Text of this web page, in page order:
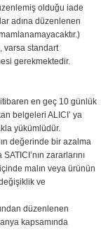
olduğu iade
adına düzenlenen
varsa standart
gerekmektedir.
en geç 10 günlük
belgeleri ALICI’ ya
yükümlüdür.
değerinde bir azalma
zararlarını
malın veya ürünün
ve
düzenlenen
kapsamında